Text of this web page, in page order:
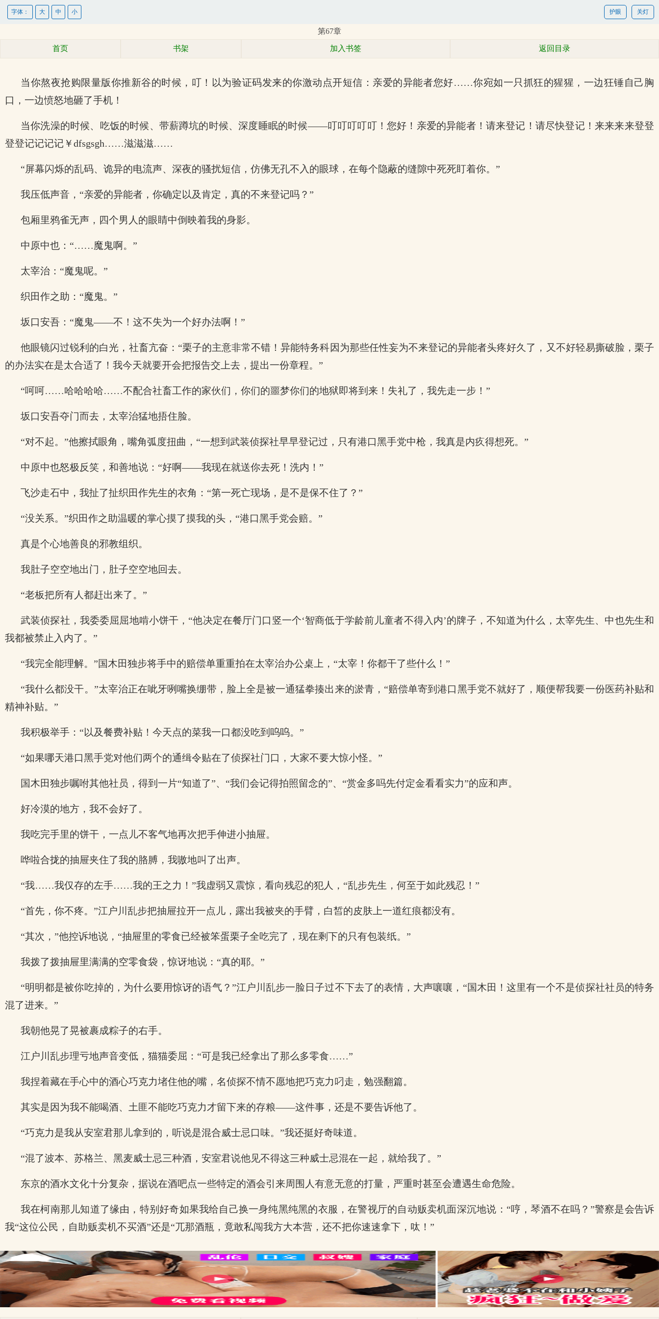
关灯
护眼
字体： 大 中 小
第67章
首页 书架 加入书签 返回目录
当你熬夜抢购限量版你推新谷的时候，叮！以为验证码发来的你激动点开短信：亲爱的异能者您好……你宛如一只抓狂的猩猩，一边狂锤自己胸
口，一边愤怒地砸了手机！
当你洗澡的时候、吃饭的时候、带薪蹲坑的时候、深度睡眠的时候——叮叮叮叮叮！您好！亲爱的异能者！请来登记！请尽快登记！来来来来登登
登登记记记记￥dfsgsgh……滋滋滋……
“屏幕闪烁的乱码、诡异的电流声、深夜的骚扰短信，仿佛无孔不入的眼球，在每个隐蔽的缝隙中死死盯着你。”
我压低声音，“亲爱的异能者，你确定以及肯定，真的不来登记吗？”
包厢里鸦雀无声，四个男人的眼睛中倒映着我的身影。
中原中也：“……魔鬼啊。”
太宰治：“魔鬼呢。”
织田作之助：“魔鬼。”
坂口安吾：“魔鬼——不！这不失为一个好办法啊！”
他眼镜闪过锐利的白光，社畜亢奋：“栗子的主意非常不错！异能特务科因为那些任性妄为不来登记的异能者头疼好久了，又不好轻易撕破脸，栗子
的办法实在是太合适了！我今天就要开会把报告交上去，提出一份章程。”
“呵呵……哈哈哈哈……不配合社畜工作的家伙们，你们的噩梦你们的地狱即将到来！失礼了，我先走一步！”
坂口安吾夺门而去，太宰治猛地捂住脸。
“对不起。”他擦拭眼角，嘴角弧度扭曲，“一想到武装侦探社早早登记过，只有港口黑手党中枪，我真是内疚得想死。”
中原中也怒极反笑，和善地说：“好啊——我现在就送你去死！洗内！”
飞沙走石中，我扯了扯织田作先生的衣角：“第一死亡现场，是不是保不住了？”
“没关系。”织田作之助温暖的掌心摸了摸我的头，“港口黑手党会赔。”
真是个心地善良的邪教组织。
我肚子空空地出门，肚子空空地回去。
“老板把所有人都赶出来了。”
武装侦探社，我委委屈屈地啃小饼干，“他决定在餐厅门口竖一个‘智商低于学龄前儿童者不得入内’的牌子，不知道为什么，太宰先生、中也先生和
我都被禁止入内了。”
“我完全能理解。”国木田独步将手中的赔偿单重重拍在太宰治办公桌上，“太宰！你都干了些什么！”
“我什么都没干。”太宰治正在呲牙咧嘴换绷带，脸上全是被一通猛拳揍出来的淤青，“赔偿单寄到港口黑手党不就好了，顺便帮我要一份医药补贴和
精神补贴。”
我积极举手：“以及餐费补贴！今天点的菜我一口都没吃到呜呜。”
“如果哪天港口黑手党对他们两个的通缉令贴在了侦探社门口，大家不要大惊小怪。”
国木田独步嘱咐其他社员，得到一片“知道了”、“我们会记得拍照留念的”、“赏金多吗先付定金看看实力”的应和声。
好冷漠的地方，我不会好了。
我吃完手里的饼干，一点儿不客气地再次把手伸进小抽屉。
哗啦合拢的抽屉夹住了我的胳膊，我嗷地叫了出声。
“我……我仅存的左手……我的王之力！”我虚弱又震惊，看向残忍的犯人，“乱步先生，何至于如此残忍！”
“首先，你不疼。”江户川乱步把抽屉拉开一点儿，露出我被夹的手臂，白皙的皮肤上一道红痕都没有。
“其次，”他控诉地说，“抽屉里的零食已经被笨蛋栗子全吃完了，现在剩下的只有包装纸。”
我拨了拨抽屉里满满的空零食袋，惊讶地说：“真的耶。”
“明明都是被你吃掉的，为什么要用惊讶的语气？”江户川乱步一脸日子过不下去了的表情，大声嚷嚷，“国木田！这里有一个不是侦探社社员的特务
混了进来。”
我朝他晃了晃被裹成粽子的右手。
江户川乱步理亏地声音变低，猫猫委屈：“可是我已经拿出了那么多零食……”
我捏着藏在手心中的酒心巧克力堵住他的嘴，名侦探不情不愿地把巧克力叼走，勉强翻篇。
其实是因为我不能喝酒、土匪不能吃巧克力才留下来的存粮——这件事，还是不要告诉他了。
“巧克力是我从安室君那儿拿到的，听说是混合威士忌口味。”我还挺好奇味道。
“混了波本、苏格兰、黑麦威士忌三种酒，安室君说他见不得这三种威士忌混在一起，就给我了。”
东京的酒水文化十分复杂，据说在酒吧点一些特定的酒会引来周围人有意无意的打量，严重时甚至会遭遇生命危险。
我在柯南那儿知道了缘由，特别好奇如果我给自己换一身纯黑纯黑的衣服，在警视厅的自动贩卖机面深沉地说：“哼，琴酒不在吗？”警察是会告诉
我“这位公民，自助贩卖机不买酒”还是“兀那酒瓶，竟敢私闯我方大本营，还不把你速速拿下，呔！”